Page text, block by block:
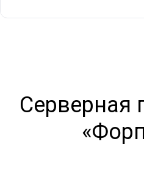
Серверная